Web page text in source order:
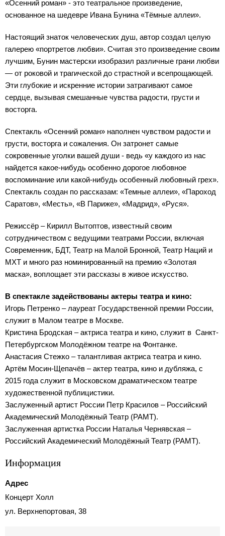
«Осенний роман» - это театральное произведение,
основанное на шедевре Ивана Бунина «Тёмные аллеи».
Настоящий знаток человеческих душ, автор создал целую
галерею «портретов любви». Считая это произведение своим
лучшим, Бунин мастерски изобразил различные грани любви
— от роковой и трагической до страстной и всепрощающей.
Эти глубокие и искренние истории затрагивают самое
сердце, вызывая смешанные чувства радости, грусти и
восторга.
Спектакль «Осенний роман» наполнен чувством радости и
грусти, восторга и сожаления. Он затронет самые
сокровенные уголки вашей души - ведь «у каждого из нас
найдется какое-нибудь особенно дорогое любовное
воспоминание или какой-нибудь особенный любовный грех».
Спектакль создан по рассказам: «Темные аллеи», «Пароход
Саратов», «Месть», «В Париже», «Мадрид», «Руся».
Режиссёр – Кирилл Вытоптов, известный своим
сотрудничеством с ведущими театрами России, включая
Современник, БДТ, Театр на Малой Бронной, Театр Наций и
МХТ и много раз номинированный на премию «Золотая
маска», воплощает эти рассказы в живое искусство.
В спектакле задействованы актеры театра и кино:
Игорь Петренко – лауреат Государственной премии России,
служит в Малом театре в Москве.
Кристина Бродская – актриса театра и кино, служит в Санкт-
Петербургском Молодёжном театре на Фонтанке.
Анастасия Стежко – талантливая актриса театра и кино.
Артём Мосин-Щепачёв – актер театра, кино и дубляжа, с
2015 года служит в Московском драматическом театре
художественной публицистики.
Заслуженный артист России Петр Красилов – Российский
Академический Молодёжный Театр (РАМТ).
Заслуженная артистка России Наталья Чернявская –
Российский Академический Молодёжный Театр (РАМТ).
Информация
Адрес
Концерт Холл
ул. Верхнепортовая, 38